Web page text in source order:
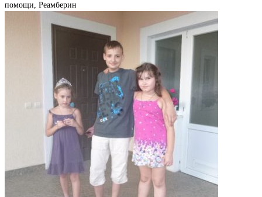
помощи, Реамберин